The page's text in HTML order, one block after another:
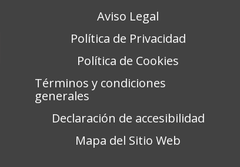
Aviso Legal
Política de Privacidad
Política de Cookies
Términos y condiciones
generales
Declaración de accesibilidad
Mapa del Sitio Web